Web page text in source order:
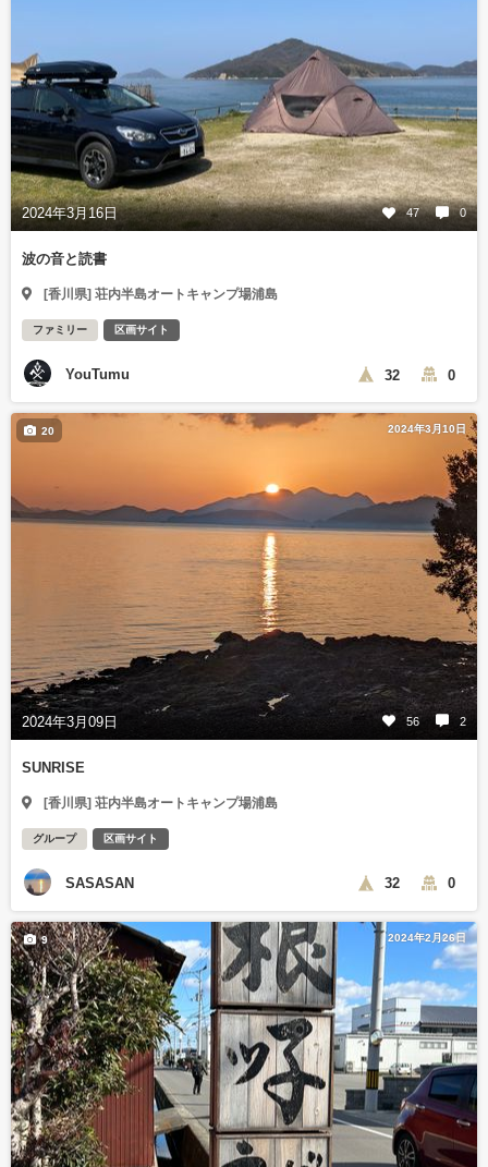
2024年3月16日 47 0
波の音と読書
[香川県] 荘内半島オートキャンプ場浦島
ファミリー 区画サイト
YouTumu 32 0
2024年3月10日
2024年3月09日 56 2
20
SUNRISE
[香川県] 荘内半島オートキャンプ場浦島
グループ 区画サイト
SASASAN 32 0
2024年2月26日
9